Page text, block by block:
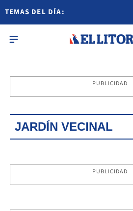
TEMAS DEL DÍA:
PUBLICIDAD
JARDÍN VECINAL
PUBLICIDAD